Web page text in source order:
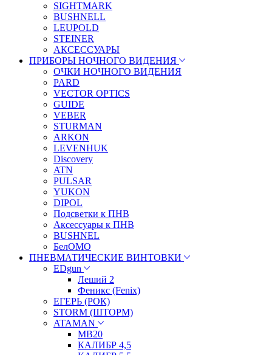
SIGHTMARK
BUSHNELL
LEUPOLD
STEINER
АКСЕССУАРЫ
ПРИБОРЫ НОЧНОГО ВИДЕНИЯ
ОЧКИ НОЧНОГО ВИДЕНИЯ
PARD
VECTOR OPTICS
GUIDE
VEBER
STURMAN
ARKON
LEVENHUK
Discovery
ATN
PULSAR
YUKON
DIPOL
Подсветки к ПНВ
Аксессуары к ПНВ
BUSHNEL
БелОМО
ПНЕВМАТИЧЕСКИЕ ВИНТОВКИ
EDgun
Леший 2
Феникс (Fenix)
ЕГЕРЬ (РОК)
STORM (ШТОРМ)
ATAMAN
МВ20
КАЛИБР 4,5